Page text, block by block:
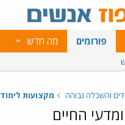
פורומים מה חדש
והשכלה גבוהה מקצועות לימוד
ומדעי החיים